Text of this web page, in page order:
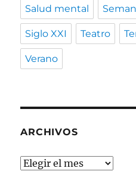
Salud mental
Siglo XXI Teatro
Verano
ARCHIVOS
Archivos